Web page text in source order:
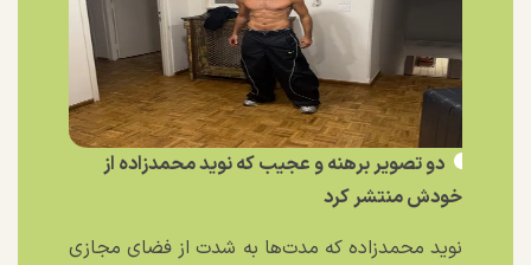
دو تصویر برهنه و عجیب که نوید محمدزاده از
خودش منتشر کرد
نوید محمدزاده که مدت‌ها به شدت از فضای مجازی